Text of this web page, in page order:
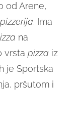
od Arene,
pizzerija. Ima
na
vrsta pizza iz
je Sportska
pršutom i